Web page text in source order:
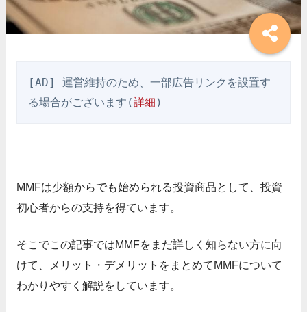
[AD] 運営維持のため、一部広告リンクを設置す
る場合がございます(詳細 )
MMFは少額からでも始められる投資商品として、投資
初心者からの支持を得ています。
そこでこの記事ではMMFをまだ詳しく知らない方に向
けて、メリット・デメリットをまとめてMMFについて
わかりやすく解説をしています。